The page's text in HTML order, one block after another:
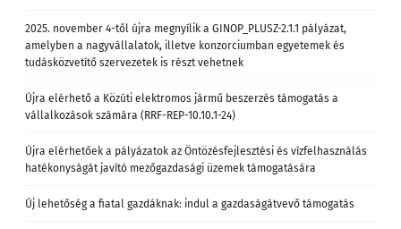
2025. november 4-től újra megnyílik a GINOP_PLUSZ-2.1.1 pályázat,
amelyben a nagyvállalatok, illetve konzorciumban egyetemek és
tudásközvetítő szervezetek is részt vehetnek
Újra elérhető a Közúti elektromos jármű beszerzés támogatás a
vállalkozások számára (RRF-REP-10.10.1-24)
Újra elérhetőek a pályázatok az Öntözésfejlesztési és vízfelhasználás
hatékonyságát javító mezőgazdasági üzemek támogatására
Új lehetőség a fiatal gazdáknak: indul a gazdaságátvevő támogatás